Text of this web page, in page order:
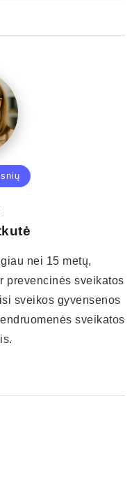
nei 15 metų,
prevencinės sveikatos
sveikos gyvensenos
sveikatos